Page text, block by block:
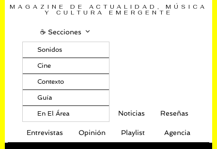
MAGAZINE DE ACTUALIDAD, MÚSICA
Y CULTURA EMERGENTE
☕️ Secciones
Sonidos
Cine
Contexto
Guía
En El Área Noticias Reseñas
Entrevistas Opinión Playlist Agencia